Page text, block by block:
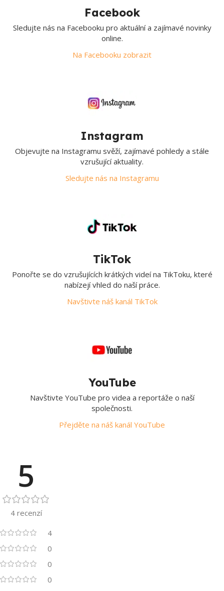
Facebook
Sledujte nás na Facebooku pro aktuální a zajímavé novinky
online.
Na Facebooku zobrazit
Instagram
Objevujte na Instagramu svěží, zajímavé pohledy a stále
vzrušující aktuality.
Sledujte nás na Instagramu
TikTok
Ponořte se do vzrušujících krátkých videí na TikToku, které
nabízejí vhled do naší práce.
Navštivte náš kanál TikTok
YouTube
Navštivte YouTube pro videa a reportáže o naší
společnosti.
Přejděte na náš kanál YouTube
5
4 recenzí
4
0
0
0